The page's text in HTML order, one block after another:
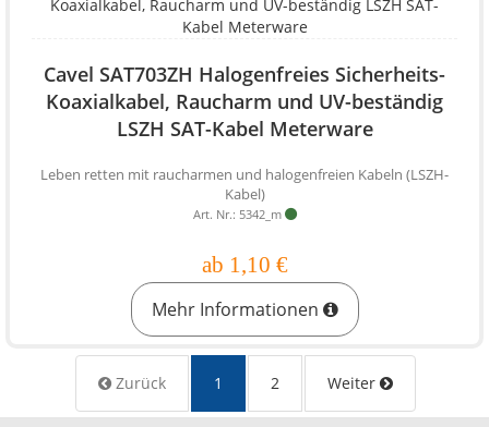
Cavel SAT703ZH Halogenfreies Sicherheits-
Koaxialkabel, Raucharm und UV-beständig
LSZH SAT-Kabel Meterware
Leben retten mit raucharmen und halogenfreien Kabeln (LSZH-
Kabel)
Art. Nr.: 5342_m
ab 1,10 €
Mehr Informationen
Zurück 1 2 Weiter